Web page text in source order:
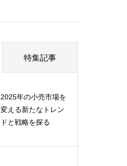
特集記事
2025年の小売市場を
変える新たなトレン
ドと戦略を探る
2025年最新！ 防犯カ
メラ設置のための補
助金・助成金を利用